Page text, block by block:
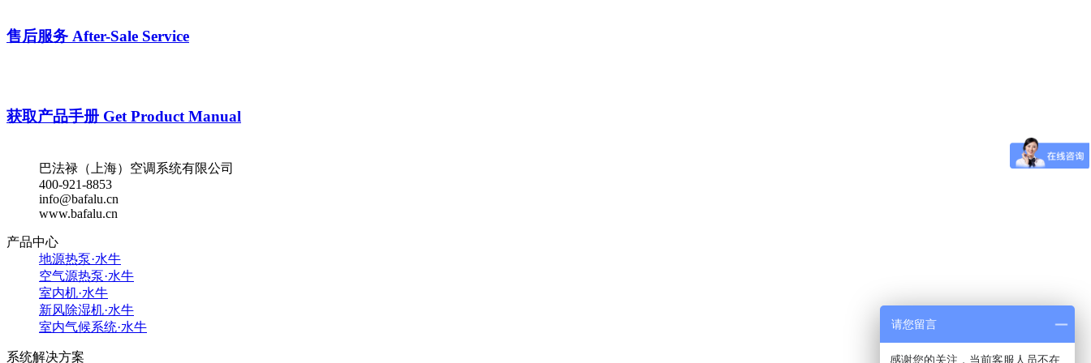
售后服务 After-Sale Service
获取产品手册 Get Product Manual
巴法禄（上海）空调系统有限公司
400-921-8853
info@bafalu.cn
www.bafalu.cn
产品中心
地源热泵·水牛
空气源热泵·水牛
室内机·水牛
新风除湿机·水牛
室内气候系统·水牛
系统解决方案
请您留言
感谢您的关注，当前客服人员不在